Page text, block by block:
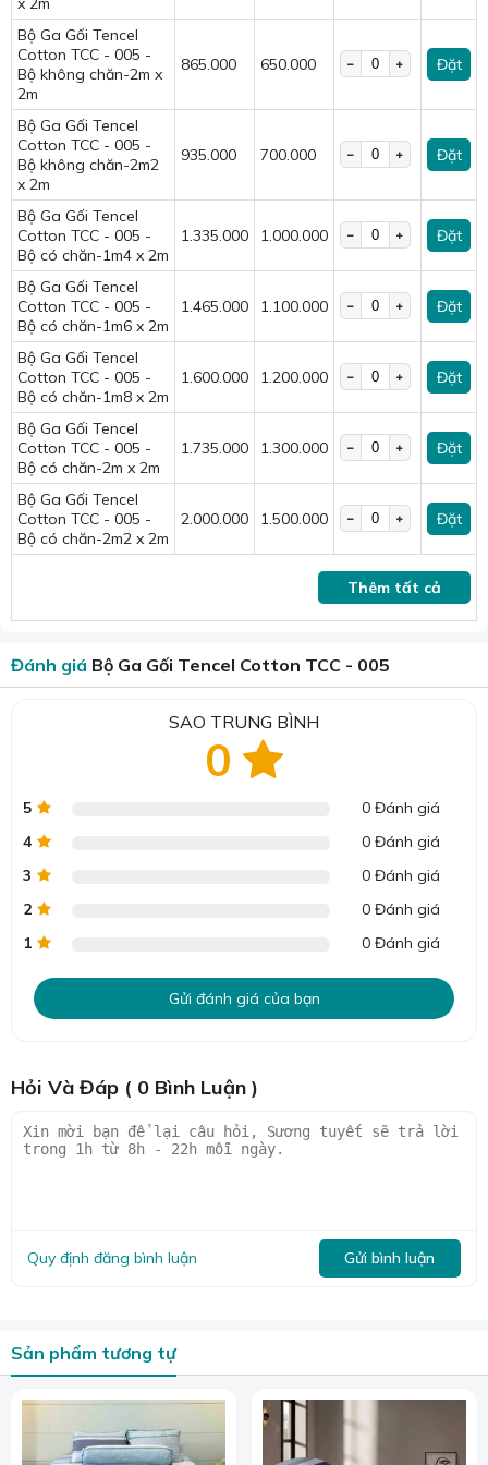
Bộ chăn ga tencel cotton đem đến sự mát mẻ, thoải mái.
Mềm mại như lụa, săn chắc hơn cotton:
Bề mặt vải Tencel vô cùng mềm mượt, nhẹ nhàng lướt
trên da, mang lại cảm giác thoải mái tối đa.
Đặc biệt, nhờ sự pha trộn với Cotton, bộ chăn ga không
chỉ giữ được độ mềm mại mà còn tăng cường độ bền,
chống co rút và giữ form dáng tốt hơn sau nhiều lần giặt.
Sản phẩm đạt được sự mềm mại cao nên dễ chịu.
Thấm hút ẩm vượt trội & kháng khuẩn tự nhiên:
Tencel có khả năng hút ẩm gấp 2-3 lần cotton, kết hợp
sạch sẽ và khô thoáng, hạn chế sự phát triển của vi
Thân thiện môi trường & an toàn cho da nhạy cảm:
Quy trình sản xuất Tencel thân thiện với môi trường, ít
hóa chất độc hại. Vải mềm mại cũng rất phù hợp cho cả
Nẵng, từ gam màu pastel dịu mát đến họa tiết hiện đại,
bạn dễ dàng tìm được bộ chăn ga phù hợp với mọi không
Bộ Ga Gối Tencel
Cotton TCC - 005 -
Bộ không chăn-2m x
2m
865.000 650.000 Đặt
Bộ Ga Gối Tencel
Cotton TCC - 005 -
Bộ không chăn-2m2
x 2m
935.000 700.000 Đặt
Bộ Ga Gối Tencel
Cotton TCC - 005 -
Bộ có chăn-1m4 x 2m
1.335.000 1.000.000 Đặt
Bộ Ga Gối Tencel
Cotton TCC - 005 -
Bộ có chăn-1m6 x 2m
1.465.000 1.100.000 Đặt
Bộ Ga Gối Tencel
Cotton TCC - 005 -
Bộ có chăn-1m8 x 2m
1.600.000 1.200.000 Đặt
Bộ Ga Gối Tencel
Cotton TCC - 005 -
Bộ có chăn-2m x 2m
1.735.000 1.300.000 Đặt
Bộ Ga Gối Tencel
Cotton TCC - 005 -
Bộ có chăn-2m2 x 2m
2.000.000 1.500.000 Đặt
Thêm tất cả
Đánh giá Bộ Ga Gối Tencel Cotton TCC - 005
SAO TRUNG BÌNH
0
5
0 Đánh giá
4
0 Đánh giá
3
0 Đánh giá
2
0 Đánh giá
1
0 Đánh giá
Gửi đánh giá của bạn
Hỏi Và Đáp ( 0 Bình Luận )
Quy định đăng bình luận Gửi bình luận
Sản phẩm tương tự